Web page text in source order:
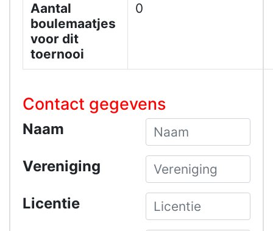
Aantal
boulemaatjes
voor dit
toernooi
0
Contact gegevens
Naam
Vereniging
Licentie